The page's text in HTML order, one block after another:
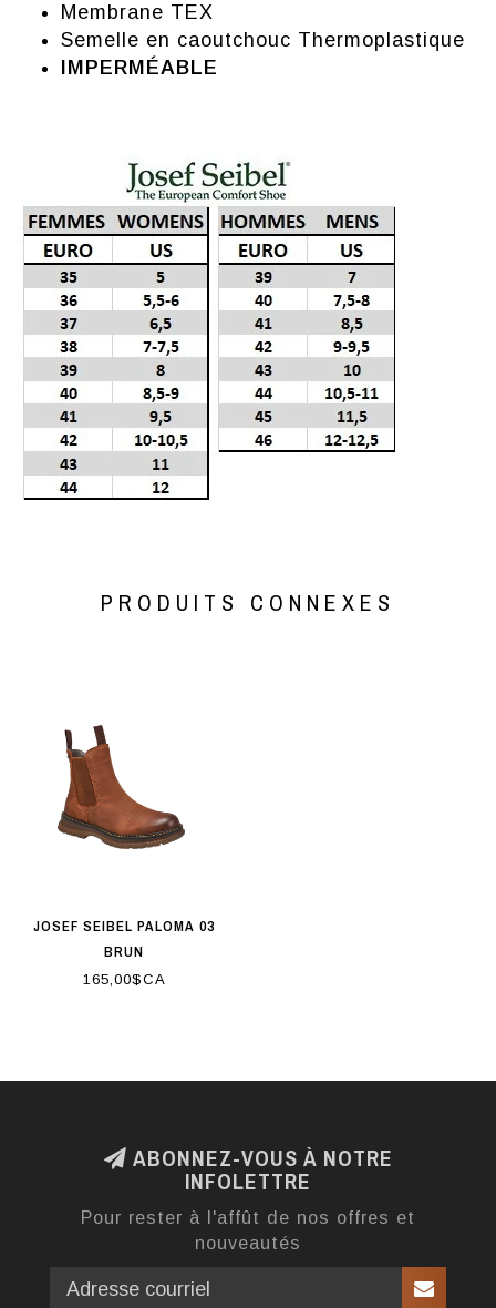
Membrane TEX
Semelle en caoutchouc Thermoplastique
IMPERMÉABLE
PRODUITS CONNEXES
JOSEF SEIBEL PALOMA 03
BRUN
165,00$CA
ABONNEZ-VOUS À NOTRE
INFOLETTRE
Pour rester à l'affût de nos offres et
nouveautés